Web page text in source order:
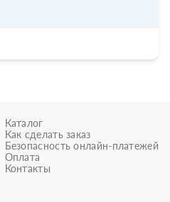
Каталог
Как сделать заказ
Безопасность онлайн-платежей
Оплата
Контакты